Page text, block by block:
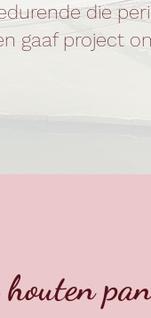
die
gaaf project